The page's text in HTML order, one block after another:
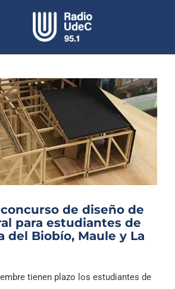
Radio UdeC en vivo
Quiénes Somos
Programación
Podcast
Noticias
Reportajes
Música Clásica
Archivo Sonoro
de diseño de
para estudiantes de
del Biobío, Maule y La
tienen plazo los estudiantes de